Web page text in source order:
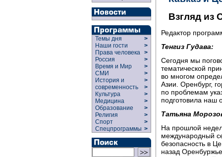
Темы дня
>
Наши гости
>
Права человека >
Россия
>
Время и Мир
>
СМИ
>
История и
современность
>
>
Культура
>
Медицина
>
Образование
>
Религия
>
Спорт
>
Спецпрограммы >
Взгляд из
Редактор
Тенгиз Гудава:
Сегодня мы
тематической
во многом
Азии. Оренбург,
по проблемам
подготовила наш
Татьяна
На прошлой
международный
безопасность в
назад